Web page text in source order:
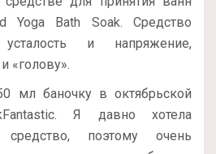
Yoga Bath Soak. Средство
и напряжение,
«голову».
мл баночку в октябрьской
Я давно хотела
средство, поэтому очень